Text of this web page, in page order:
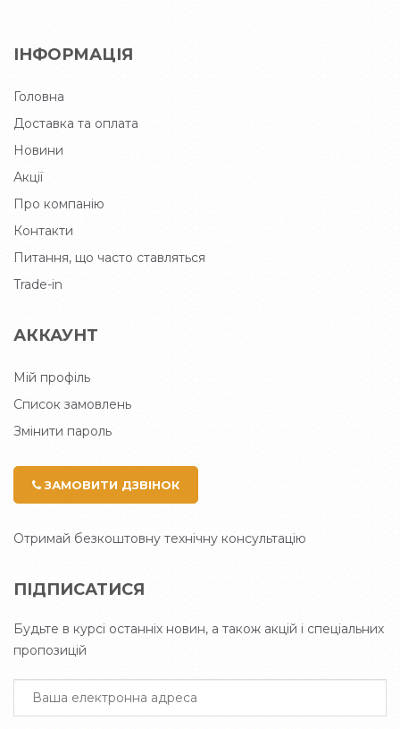
ІНФОРМАЦІЯ
Головна
Доставка та оплата
Новини
Акції
Про компанію
Контакти
Питання, що часто ставляться
Trade-in
АККАУНТ
Мій профіль
Список замовлень
Змінити пароль
ЗАМОВИТИ ДЗВІНОК
Отримай безкоштовну технічну консультацію
ПІДПИСАТИСЯ
Будьте в курсі останніх новин, а також акцій і спеціальних
пропозицій